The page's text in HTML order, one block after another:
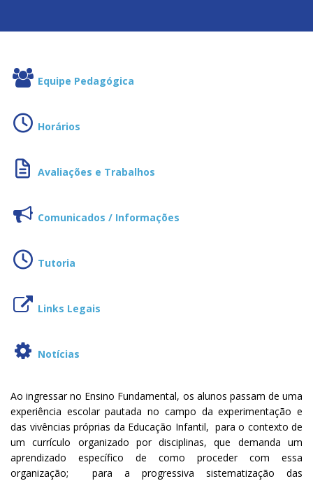
Equipe Pedagógica
Horários
Avaliações e Trabalhos
Comunicados / Informações
Tutoria
Links Legais
Notícias
Ao ingressar no Ensino Fundamental, os alunos passam de uma
experiência escolar pautada no campo da experimentação e
das vivências próprias da Educação Infantil, para o contexto de
um currículo organizado por disciplinas, que demanda um
aprendizado específico de como proceder com essa
organização; para a progressiva sistematização das